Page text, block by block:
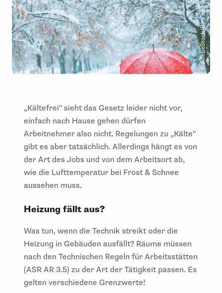
© AdobeStock |Bits and Splits
„Kältefrei" sieht das Gesetz leider nicht vor,
einfach nach Hause gehen dürfen
Arbeitnehmer also nicht. Regelungen zu „Kälte"
gibt es aber tatsächlich. Allerdings hängt es von
der Art des Jobs und von dem Arbeitsort ab,
wie die Lufttemperatur bei Frost & Schnee
aussehen muss.
Heizung fällt aus?
Was tun, wenn die Technik streikt oder die
Heizung in Gebäuden ausfällt? Räume müssen
nach den Technischen Regeln für Arbeitsstätten
(ASR AR 3.5) zu der Art der Tätigkeit passen. Es
gelten verschiedene Grenzwerte!